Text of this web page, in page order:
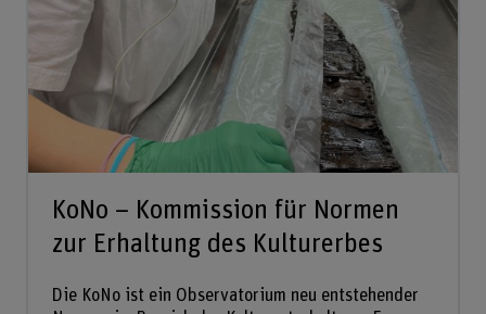
KoNo – Kommission für Normen
zur Erhaltung des Kulturerbes
Die KoNo ist ein Observatorium neu entstehender